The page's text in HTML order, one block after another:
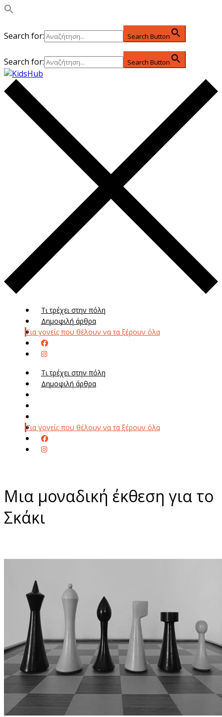
Search for: Search Button
Search for: Search Button
Τι τρέχει στην πόλη
Δημοφιλή άρθρα
Για γονείς που θέλουν να τα ξέρουν όλα
Τι τρέχει στην πόλη
Δημοφιλή άρθρα
Για γονείς που θέλουν να τα ξέρουν όλα
Μια μοναδική έκθεση για το
Σκάκι